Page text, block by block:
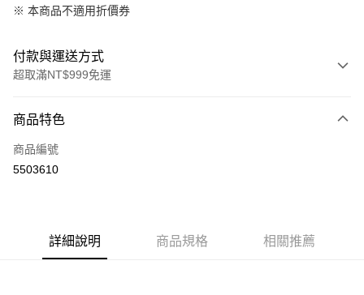
※ 本商品不適用折價券
付款與運送方式
超取滿NT$999免運
信用卡一次付款
超商取貨付款
街口支付
商品特色
商品編號
5503610
詳細說明 商品規格 相關推薦